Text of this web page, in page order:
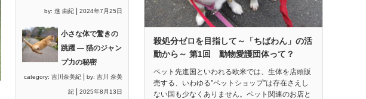
by: 進 由紀 2024年7月25日
小さな体で驚きの
跳躍 ― 猫のジャン
プ力の秘密
category: 吉川奈美紀 by: 吉川 奈美
紀 2025年8月13日
殺処分ゼロを目指して～「ちばわん」の活
動から～ 第1回 動物愛護団体って？
ペット先進国といわれる欧米では、生体を店頭販
売する、いわゆる”ペットショップ”は存在さえし
ない国も少なくありません。ペット関連のお店と